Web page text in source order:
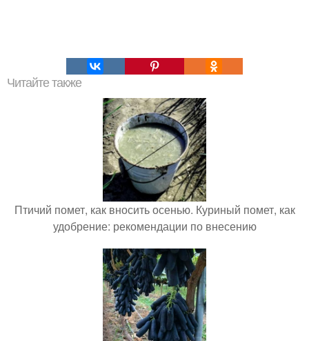
Читайте также
Птичий помет, как вносить осенью. Куриный помет, как
удобрение: рекомендации по внесению